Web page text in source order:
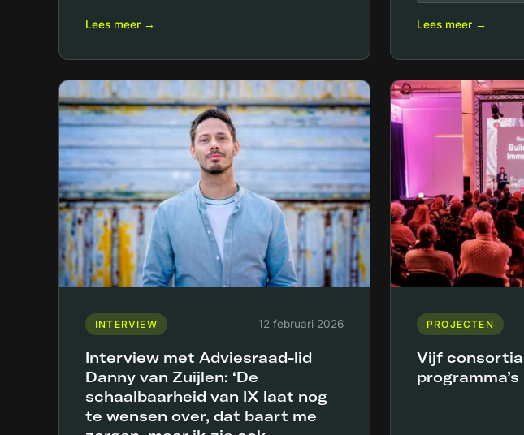
Lees meer → Lees meer →
INTERVIEW 12 februari 2026
Interview met Adviesraad-lid
Danny van Zuijlen: ‘De
schaalbaarheid van IX laat nog
te wensen over, dat baart me
PROJECTEN
Vijf